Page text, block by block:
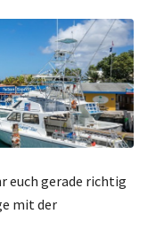
euch gerade richtig
mit der